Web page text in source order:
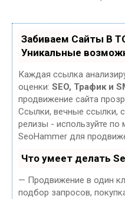
Забиваем Сайты В
Уникальные
Каждая ссылка
оценки: SEO, Трафик и
продвижение сайта
Ссылки, вечные ссылки,
релизы - используйте по
SeoHammer для
Что умеет делать
— Продвижение в один
подбор запросов,